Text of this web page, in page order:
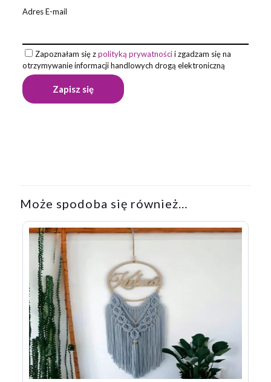
Adres E-mail
Zapoznałam się zpolityką prywatnościi zgadzam się na
otrzymywanie informacji handlowych drogą elektroniczną
Łapacz Snów Chrzest Święty biały”
Twój adres email nie zostanie opublikowany.
Wymagane pola
są oznaczone*
Twoja ocena
1 z 5
gwiazdek
3 z 5
gwiazdek
Może spodoba się również…